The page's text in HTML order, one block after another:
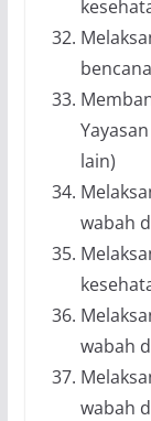
lain)
wabah
wabah
wabah